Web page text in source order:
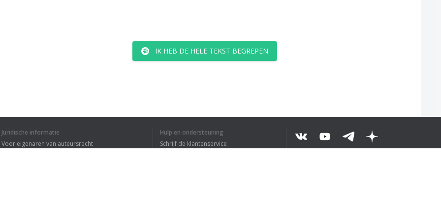
IK HEB DE HELE TEKST BEGREPEN
Juridische informatie
Voor eigenaren van auteursrecht
Hulp en ondersteuning
Schrijf de klantenservice